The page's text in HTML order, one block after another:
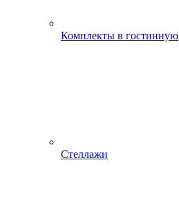
Комплекты в гостинную
Стеллажи